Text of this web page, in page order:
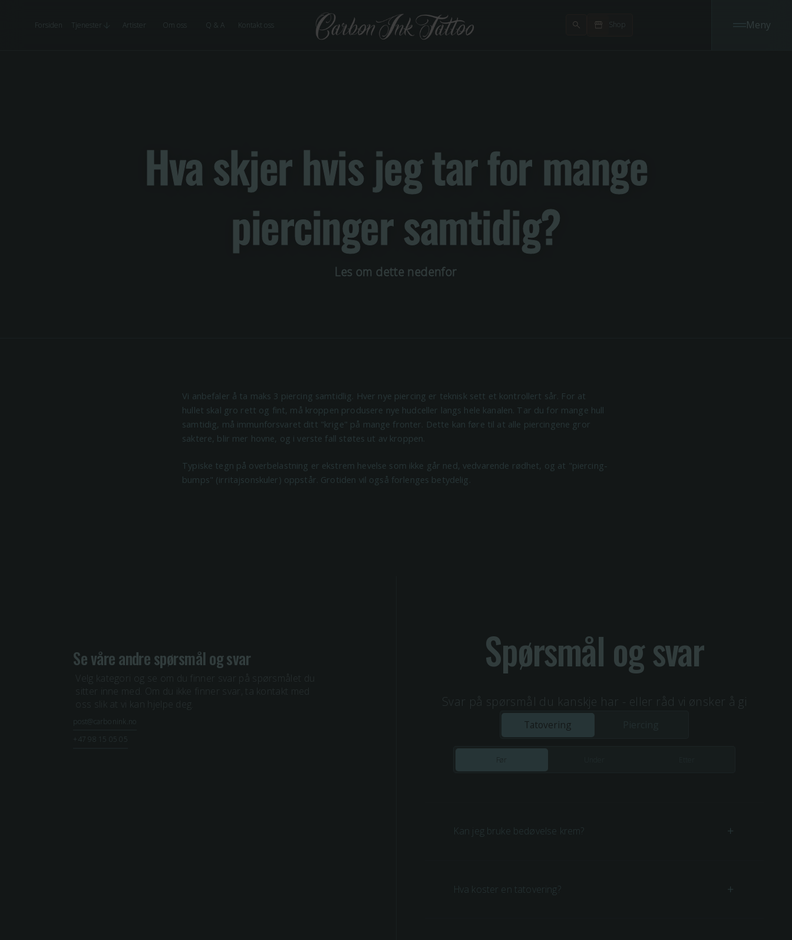
Forsiden Tjenester Artister Om oss Q & A Kontakt oss Shop Meny
Hva skjer hvis jeg tar for mange
piercinger samtidig?
Les om dette nedenfor
Vi anbefaler å ta maks 3 piercing samtidlig. Hver nye piercing er teknisk sett et kontrollert sår. For at
hullet skal gro rett og fint, må kroppen produsere nye hudceller langs hele kanalen. Tar du for mange hull
samtidig, må immunforsvaret ditt "krige" på mange fronter. Dette kan føre til at alle piercingene gror
saktere, blir mer hovne, og i verste fall støtes ut av kroppen.
Typiske tegn på overbelastning er ekstrem hevelse som ikke går ned, vedvarende rødhet, og at "piercing-
bumps" (irritajsonskuler) oppstår. Grotiden vil også forlenges betydelig.
Se våre andre spørsmål og svar
Velg kategori og se om du finner svar på spørsmålet du
sitter inne med. Om du ikke finner svar, ta kontakt med
oss slik at vi kan hjelpe deg.
post@carbonink.no
+47 98 15 05 05
Spørsmål og svar
Svar på spørsmål du kanskje har - eller råd vi ønsker å gi
Tatovering
Kan jeg bruke bedøvelse krem?
Hva koster en tatovering?